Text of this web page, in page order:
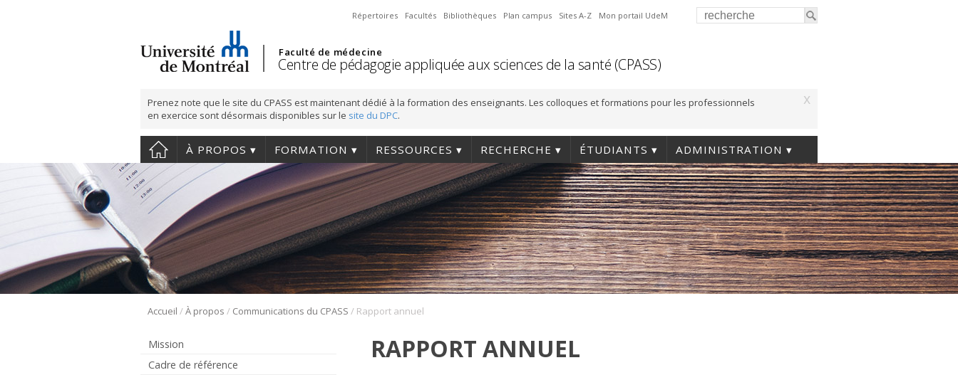
Répertoires Facultés Bibliothèques Plan campus Sites A-Z Mon portail UdeM
Faculté de médecine
Centre de pédagogie appliquée aux sciences de la santé (CPASS)
Prenez note que le site du CPASS est maintenant dédié à la formation des enseignants. Les colloques et formations pour les professionnels
en exercice sont désormais disponibles sur le site du DPC.
x
À PROPOS FORMATION RESSOURCES RECHERCHE ÉTUDIANTS ADMINISTRATION
Accueil /À propos / Communications du CPASS / Rapport annuel
Mission
Cadre de référence
RAPPORT ANNUEL